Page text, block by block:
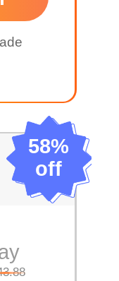
58%
off